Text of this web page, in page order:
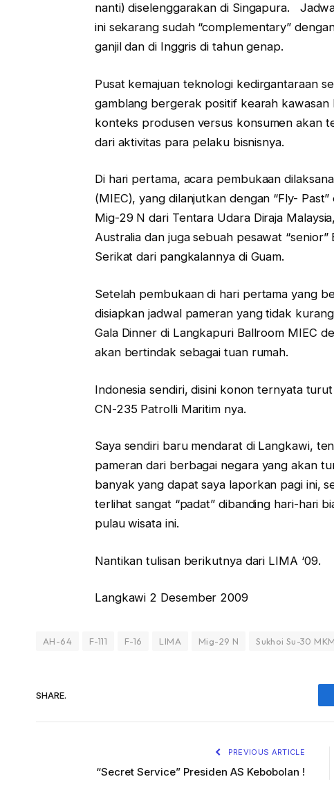
nanti) diselenggarakan di Singapura.
ini sekarang sudah “complementary”
ganjil dan di Inggris di tahun genap.
Pusat kemajuan teknologi kedirgantaraan
gamblang bergerak positif kearah
konteks produsen versus konsumen akan
dari aktivitas para pelaku bisnisnya.
Di hari pertama, acara pembukaan
(MIEC), yang dilanjutkan dengan “Fly-
Mig-29 N dari Tentara Udara Diraja
Australia dan juga sebuah pesawat
Serikat dari pangkalannya di Guam.
Setelah pembukaan di hari pertama yang
disiapkan jadwal pameran yang tidak
Gala Dinner di Langkapuri Ballroom MIEC
akan bertindak sebagai tuan rumah.
Indonesia sendiri, disini konon ternyata
CN-235 Patrolli Maritim nya.
Saya sendiri baru mendarat di Langkawi,
pameran dari berbagai negara yang akan
banyak yang dapat saya laporkan pagi ini,
terlihat sangat “padat” dibanding hari-hari
pulau wisata ini.
Nantikan tulisan berikutnya dari LIMA ‘09.
Langkawi 2 Desember 2009
AH-64 F-111 F-16 LIMA Mig-29 N Sukhoi Su-30 MKM
SHARE.
PREVIOUS ARTICLE
“Secret Service” Presiden AS Kebobolan !